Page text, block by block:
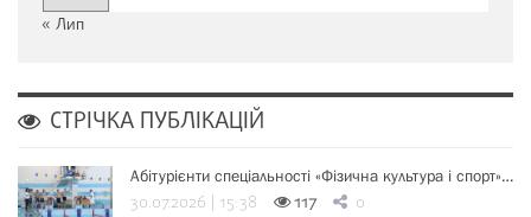
« Лип
СТРІЧКА ПУБЛІКАЦІЙ
Абітурієнти спеціальності «Фізична культура і спорт»…
30.07.2026 | 15:38 117 0